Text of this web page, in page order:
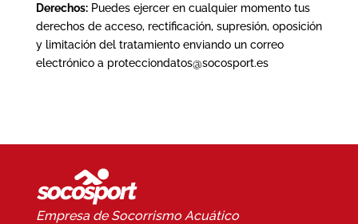
Derechos:Puedes ejercer en cualquier momento tus
derechos de acceso, rectificación, supresión, oposición
y limitación del tratamiento enviando un correo
electrónico a protecciondatos@socosport.es
Empresa de SocorrismoAcuático